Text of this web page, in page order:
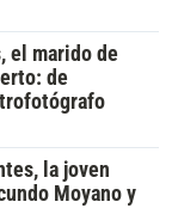
el marido de
de
la joven
Moyano y